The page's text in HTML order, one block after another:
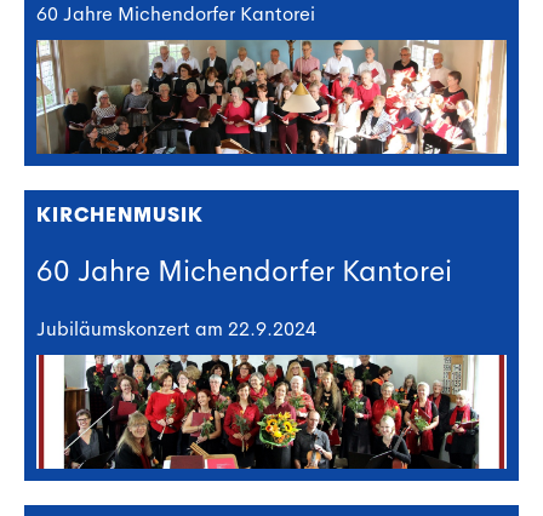
60 Jahre Michendorfer Kantorei
KIRCHENMUSIK
60 Jahre Michendorfer Kantorei
Jubiläumskonzert am 22.9.2024